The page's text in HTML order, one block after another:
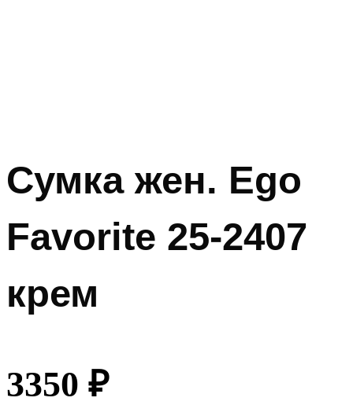
Сумка жен. Ego
Favorite 25-2407
крем
3350 ₽